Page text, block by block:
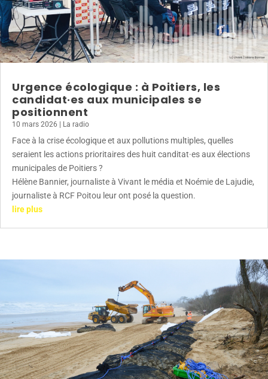
Urgence écologique : à Poitiers, les
candidat·es aux municipales se
positionnent
10 mars 2026 La radio
Face à la crise écologique et aux pollutions multiples, quelles
seraient les actions prioritaires des huit canditat·es aux élections
municipales de Poitiers ?
Hélène Bannier, journaliste à Vivant le média et Noémie de Lajudie,
journaliste à RCF Poitou leur ont posé la question.
lire plus